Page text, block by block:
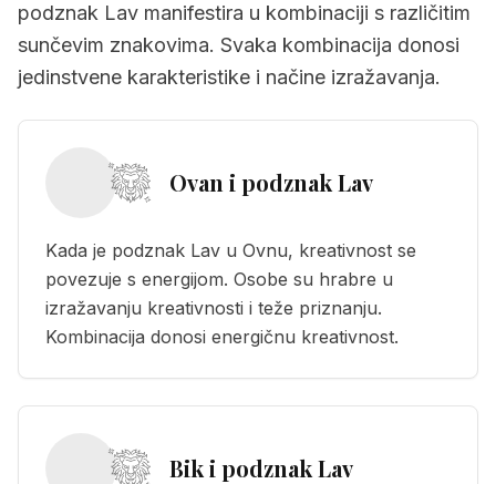
podznak Lav manifestira u kombinaciji s različitim
sunčevim znakovima. Svaka kombinacija donosi
jedinstvene karakteristike i načine izražavanja.
Ovan i podznak Lav
Kada je podznak Lav u Ovnu, kreativnost se
povezuje s energijom. Osobe su hrabre u
izražavanju kreativnosti i teže priznanju.
Kombinacija donosi energičnu kreativnost.
Bik i podznak Lav